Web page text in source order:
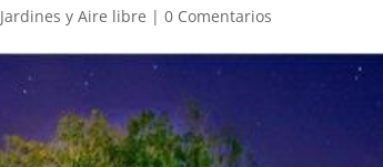
Jardines y Aire libre |0 Comentarios